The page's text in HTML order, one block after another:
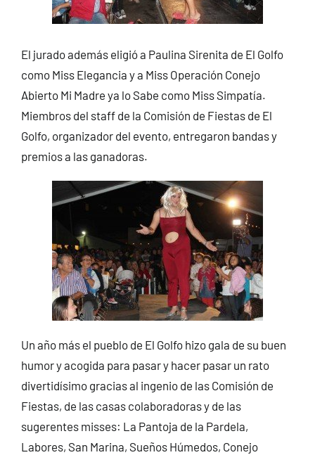
El jurado además eligió a Paulina Sirenita de El Golfo
como Miss Elegancia y a Miss Operación Conejo
Abierto Mi Madre ya lo Sabe como Miss Simpatía.
Miembros del staff de la Comisión de Fiestas de El
Golfo, organizador del evento, entregaron bandas y
premios a las ganadoras.
Un año más el pueblo de El Golfo hizo gala de su buen
humor y acogida para pasar y hacer pasar un rato
divertidísimo gracias al ingenio de las Comisión de
Fiestas, de las casas colaboradoras y de las
sugerentes misses: La Pantoja de la Pardela,
Labores, San Marina, Sueños Húmedos, Conejo